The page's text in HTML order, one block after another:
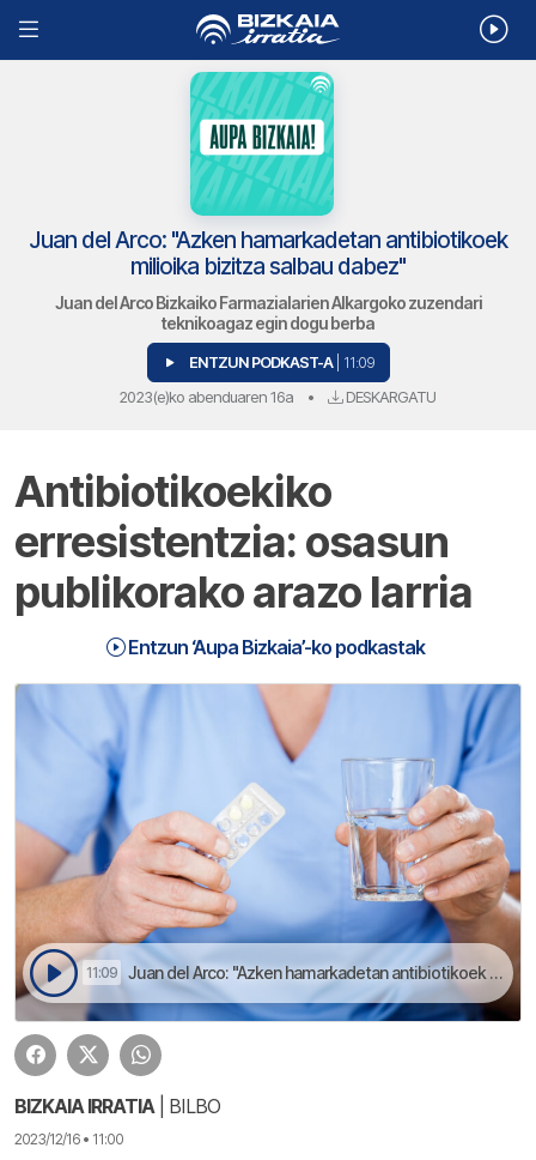
Juan del Arco: "Azken hamarkadetan antibiotikoek
milioika bizitza salbau dabez"
Juan del Arco Bizkaiko Farmazialarien Alkargoko zuzendari
teknikoagaz egin dogu berba
ENTZUN PODKAST-A | 11:09
2023(e)ko abenduaren 16a • DESKARGATU
Antibiotikoekiko
erresistentzia: osasun
publikorako arazo larria
Entzun ‘Aupa Bizkaia’-ko podkastak
11:09 Juan del Arco: "Azken hamarkadetan antibiotikoek milioika bizitza salbau dabez" | Aupa Bizkaia
BIZKAIA IRRATIA| BILBO
2023/12/16 • 11:00